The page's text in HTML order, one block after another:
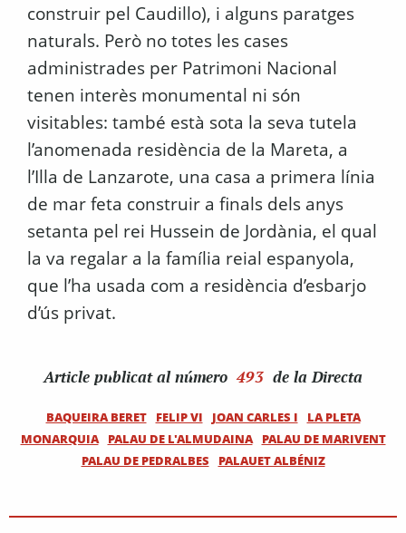
construir pel Caudillo), i alguns paratges
naturals. Però no totes les cases
administrades per Patrimoni Nacional
tenen interès monumental ni són
visitables: també està sota la seva tutela
l’anomenada residència de la Mareta, a
l’Illa de Lanzarote, una casa a primera línia
de mar feta construir a finals dels anys
setanta pel rei Hussein de Jordània, el qual
la va regalar a la família reial espanyola,
que l’ha usada com a residència d’esbarjo
d’ús privat.
Article publicat al número 493 de la Directa
BAQUEIRA BERET FELIP VI JOAN CARLES I
LA PLETA
MONARQUIA
PALAU DE L'ALMUDAINA
PALAU DE MARIVENT
PALAU DE PEDRALBES
PALAUET ALBÉNIZ